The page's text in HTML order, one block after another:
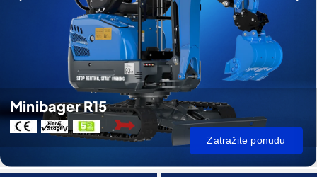
Minibager R15
Zatražite ponudu